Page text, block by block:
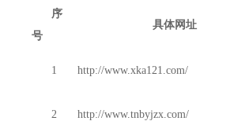
序
号
具体网址
1 http://www.xka121.com/
2 http://www.tnbyjzx.com/